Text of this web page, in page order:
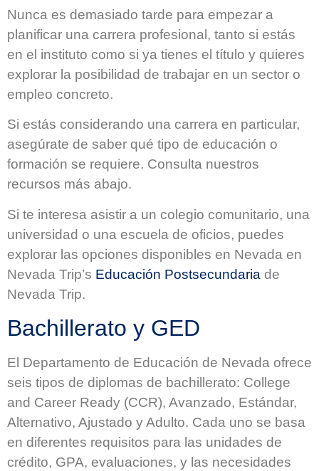
Nunca es demasiado tarde para empezar a
planificar una carrera profesional, tanto si estás
en el instituto como si ya tienes el título y quieres
explorar la posibilidad de trabajar en un sector o
empleo concreto.
Si estás considerando una carrera en particular,
asegúrate de saber qué tipo de educación o
formación se requiere. Consulta nuestros
recursos más abajo.
Si te interesa asistir a un colegio comunitario, una
universidad o una escuela de oficios, puedes
explorar las opciones disponibles en Nevada en
Nevada Trip’s Educación Postsecundaria de
Nevada Trip.
Bachillerato y GED
El Departamento de Educación de Nevada ofrece
seis tipos de diplomas de bachillerato: College
and Career Ready (CCR), Avanzado, Estándar,
Alternativo, Ajustado y Adulto. Cada uno se basa
en diferentes requisitos para las unidades de
crédito, GPA, evaluaciones, y las necesidades